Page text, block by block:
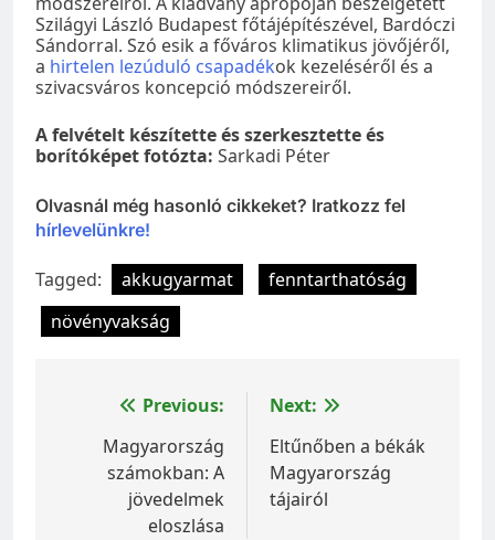
Szilágyi László Budapest főtájépítészével, Bardóczi
Sándorral. Szó esik a főváros klimatikus jövőjéről,
a hirtelen lezúduló csapadékok kezeléséről és a
szivacsváros koncepció módszereiről.
A felvételt készítette és szerkesztette és
borítóképet fotózta: Sarkadi Péter
Olvasnál még hasonló cikkeket? Iratkozz fel
hírlevelünkre!
Tagged: akkugyarmat
fenntarthatóság
növényvakság
Bejegyzés
navigáció
Previous:
Magyarország
számokban: A
jövedelmek
eloszlása
Next:
Eltűnőben a békák
Magyarország
tájairól